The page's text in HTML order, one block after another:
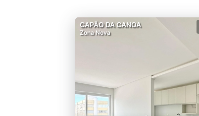
CAPÃO DA CANOA
Zona Nova